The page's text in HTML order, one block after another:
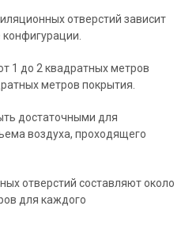
отверстий зависит
1 до 2 квадратных метров
метров покрытия.
достаточными для
воздуха, проходящего
отверстий составляют около
для каждого